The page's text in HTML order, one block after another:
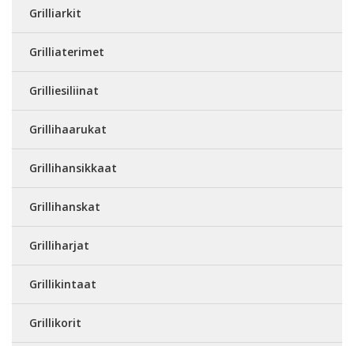
Grilliarkit
Grilliaterimet
Grilliesiliinat
Grillihaarukat
Grillihansikkaat
Grillihanskat
Grilliharjat
Grillikintaat
Grillikorit